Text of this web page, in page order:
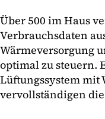
Über 500 im Haus
Verbrauchsdaten
Wärmeversorgung
optimal zu steuern.
Lüftungssystem
vervollständigen